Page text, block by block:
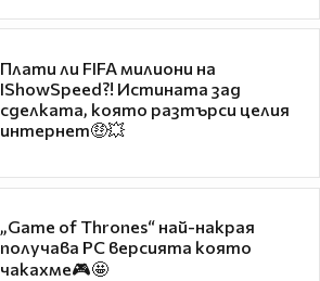
Плати ли FIFA милиони на
IShowSpeed?! Истината зад
сделката, която разтърси целия
интернет🤑💥
„Game of Thrones“ най-накрая
получава PC версията която
чакахме🎮🤩